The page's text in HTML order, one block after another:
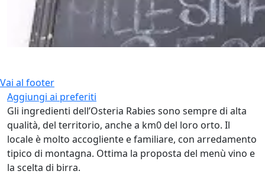
Vai al footer
Aggiungi ai preferiti
Gli ingredienti dell’Osteria Rabies sono sempre di alta
qualità, del territorio, anche a km0 del loro orto. Il
locale è molto accogliente e familiare, con arredamento
tipico di montagna. Ottima la proposta del menù vino e
la scelta di birra.